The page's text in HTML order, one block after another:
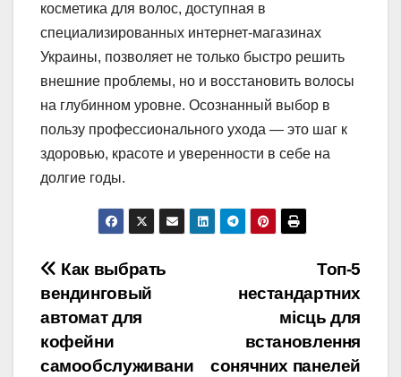
косметика для волос, доступная в
специализированных интернет-магазинах
Украины, позволяет не только быстро решить
внешние проблемы, но и восстановить волосы
на глубинном уровне. Осознанный выбор в
пользу профессионального ухода — это шаг к
здоровью, красоте и уверенности в себе на
долгие годы.
Навигация
по
записям
Топ-5
нестандартних
місць для
встановлення
сонячних панелей
Как выбрать
вендинговый
автомат для
кофейни
самообслуживани